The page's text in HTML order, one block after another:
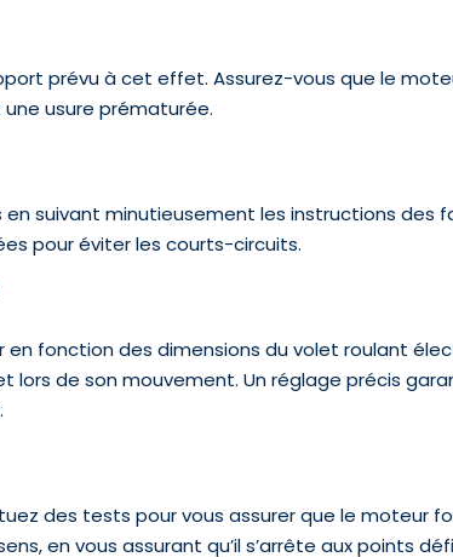
prévu à cet effet. Assurez-vous que le
usure prématurée.
suivant minutieusement les instructions des
pour éviter les courts-circuits.
en fonction des dimensions du volet roulant
lors de son mouvement. Un réglage précis
des tests pour vous assurer que le moteur
en vous assurant qu’il s’arrête aux points